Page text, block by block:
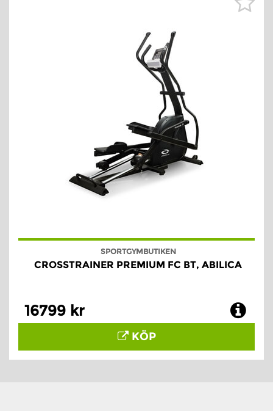
SPORTGYMBUTIKEN
CROSSTRAINER PREMIUM FC BT, ABILICA
16799 kr
KÖP